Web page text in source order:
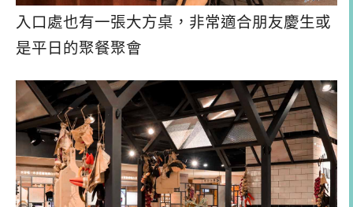
入口處也有一張大方桌，非常適合朋友慶生或
是平日的聚餐聚會